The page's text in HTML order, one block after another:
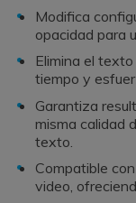
Modifica
opacidad para
Elimina el
tiempo y
Garantiza
misma calidad
texto.
Compatible
video,